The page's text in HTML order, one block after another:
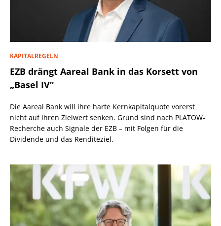
KAPITALREGELN
EZB drängt Aareal Bank in das Korsett von
„Basel IV“
Die Aareal Bank will ihre harte Kernkapitalquote vorerst
nicht auf ihren Zielwert senken. Grund sind nach PLATOW-
Recherche auch Signale der EZB – mit Folgen für die
Dividende und das Renditeziel.